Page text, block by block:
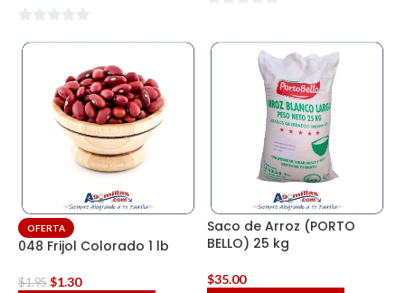
de
OFERTA
048 Frijol Colorado 1 lb
$1.95 $1.30
Saco de Arroz (PORTO
BELLO) 25 kg
$35.00